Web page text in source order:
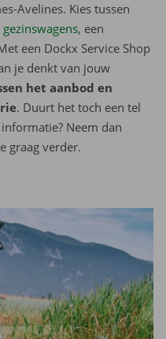
Avelines. Kies tussen
gezinswagens, een
een Dockx Service Shop
je denkt van jouw
het aanbod en
. Duurt het toch een tel
Neem dan
graag verder.